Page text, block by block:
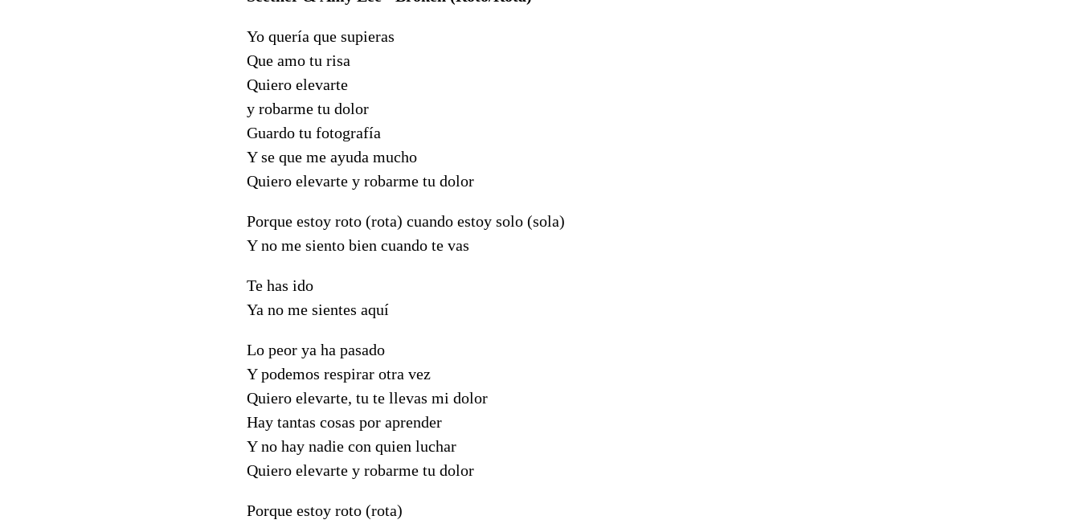
Yo quería que supieras
Que amo tu risa
Quiero elevarte
y robarme tu dolor
Guardo tu fotografía
Y se que me ayuda mucho
Quiero elevarte y robarme tu dolor
Porque estoy roto (rota) cuando estoy solo (sola)
Y no me siento bien cuando te vas
Te has ido
Ya no me sientes aquí
Lo peor ya ha pasado
Y podemos respirar otra vez
Quiero elevarte, tu te llevas mi dolor
Hay tantas cosas por aprender
Y no hay nadie con quien luchar
Quiero elevarte y robarme tu dolor
Porque estoy roto (rota)